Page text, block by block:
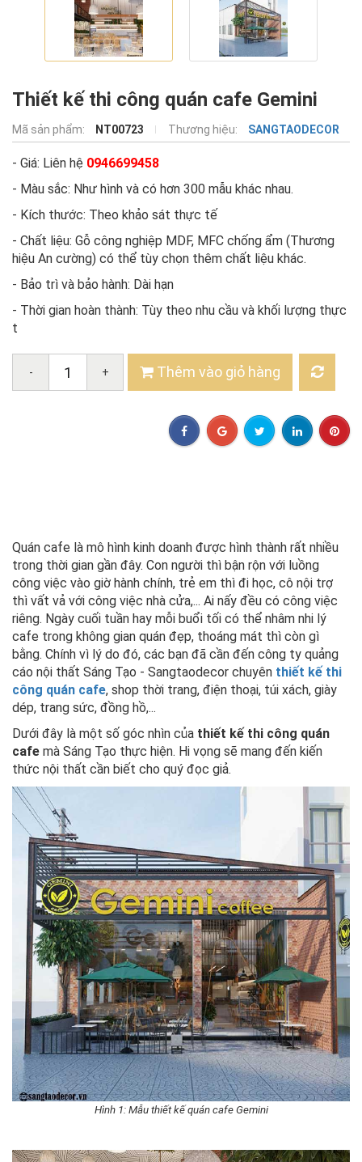
Thiết kế thi công quán cafe Gemini
Mã sản phẩm: NT00723 Thương hiệu: SANGTAODECOR
- Giá: Liên hệ 0946699458
- Màu sắc: Như hình và có hơn 300 mẫu khác nhau.
- Kích thước: Theo khảo sát thực tế
- Chất liệu: Gỗ công nghiệp MDF, MFC chống ẩm (Thương
hiệu An cường) có thể tùy chọn thêm chất liệu khác.
- Bảo trì và bảo hành: Dài hạn
- Thời gian hoàn thành: Tùy theo nhu cầu và khối lượng thực
t
- + Thêm vào giỏ hàng
Quán cafe là mô hình kinh doanh được hình thành rất nhiều
trong thời gian gần đây. Con người thì bận rộn với luồng
công việc vào giờ hành chính, trẻ em thì đi học, cô nội trợ
thì vất vả với công việc nhà cửa,... Ai nấy đều có công việc
riêng. Ngày cuối tuần hay mỗi buổi tối có thể nhâm nhi lý
cafe trong không gian quán đẹp, thoáng mát thì còn gì
bằng. Chính vì lý do đó, các bạn đã cần đến công ty quảng
cáo nội thất Sáng Tạo - Sangtaodecor chuyên thiết kế thi
công quán cafe, shop thời trang, điện thoại, túi xách, giày
dép, trang sức, đồng hồ,...
Dưới đây là một số góc nhìn của thiết kế thi công quán
cafe mà Sáng Tạo thực hiện. Hi vọng sẽ mang đến kiến
thức nội thất cần biết cho quý đọc giả.
Hình 1: Mẫu thiết kế quán cafe Gemini